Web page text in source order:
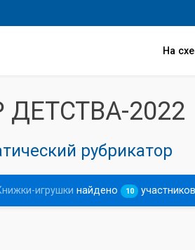
На
2022
рубрикатор
игрушкинайдено 10 участников